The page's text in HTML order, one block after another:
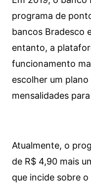
programa de
bancos Bradesco
entanto, a
funcionamento
escolher um
mensalidades
Atualmente, o
de R$ 4,90 mais
que incide sobre